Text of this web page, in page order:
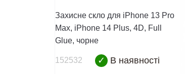
Захисне скло для iPhone 13 Pro
Max, iPhone 14 Plus, 4D, Full
Glue, чорне
152532 ✓ В наявності